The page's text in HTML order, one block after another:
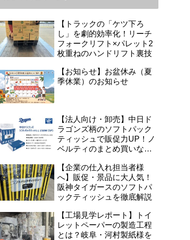
【トラックの「ケツ下ろ
し」を劇的効率化！リーチ
フォークリフト×パレット2
枚重ねのハンドリフト裏技
【お知らせ】お盆休み（夏
季休業）のお知らせ
【法人向け・卸売】中日ド
ラゴンズ柄のソフトパック
ティッシュで販促力UP！ノ
ベルティのまとめ買いなら
【企業の仕入れ担当者様
へ】販促・景品に大人気！
阪神タイガースのソフトパ
ックティッシュを徹底解説
【工場見学レポート】トイ
レットペーパーの製造工程
とは？岐阜・河村製紙様を